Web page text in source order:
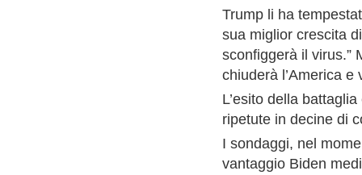
Trump li ha
sua miglior crescita
sconfiggerà il virus.”
chiuderà l’America e
L’esito della
ripetute in decine di
I sondaggi, nel
vantaggio Biden